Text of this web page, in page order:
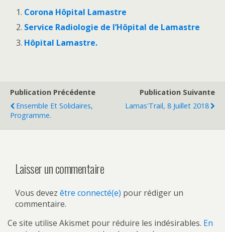
Corona Hôpital Lamastre
Service Radiologie de l’Hôpital de Lamastre
Hôpital Lamastre.
Publication Précédente
Ensemble Et Solidaires,
Programme.
Publication Suivante
Lamas'Trail, 8 Juillet 2018
Laisser un commentaire
Vous devez être connecté(e) pour rédiger un
commentaire.
Ce site utilise Akismet pour réduire les indésirables. En